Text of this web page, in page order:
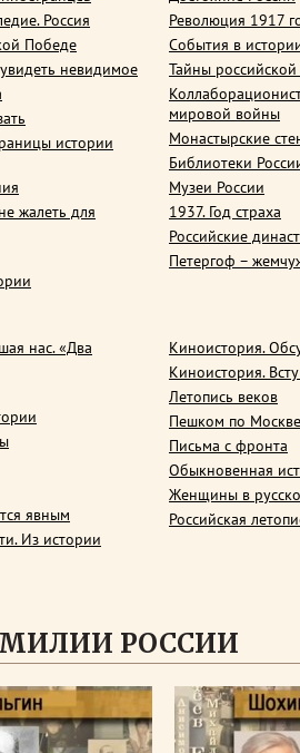
Россия
Победе
невидимое
истории
жалеть для
Революция 1917
События в
Тайны
мировой войны
Монастырские
Библиотеки
Музеи России
1937. Год страха
Российские
Петергоф –
нас. «Два
явным
Из истории
Киноистория.
Киноистория.
Летопись веков
Пешком по Москве
Письма с фронта
Обыкновенная
Женщины в
Российская
РОССИИ